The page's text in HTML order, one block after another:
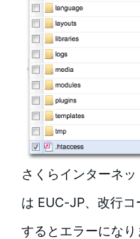
さくらインターネ
は EUC-JP、改行
するとエラーになり